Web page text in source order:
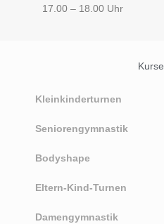
17.00 – 18.00 Uhr
Kurse
Kleinkinderturnen
Seniorengymnastik
Bodyshape
Eltern-Kind-Turnen
Damengymnastik